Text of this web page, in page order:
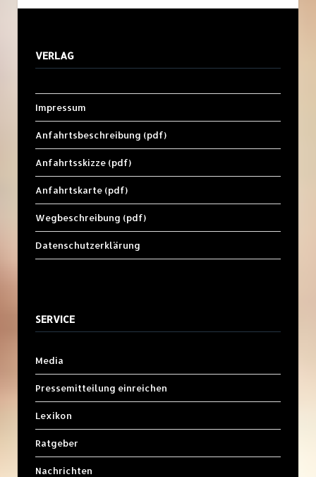
VERLAG
Impressum
Anfahrtsbeschreibung (pdf)
Anfahrtsskizze (pdf)
Anfahrtskarte (pdf)
Wegbeschreibung (pdf)
Datenschutzerklärung
SERVICE
Media
Pressemitteilung einreichen
Lexikon
Ratgeber
Nachrichten